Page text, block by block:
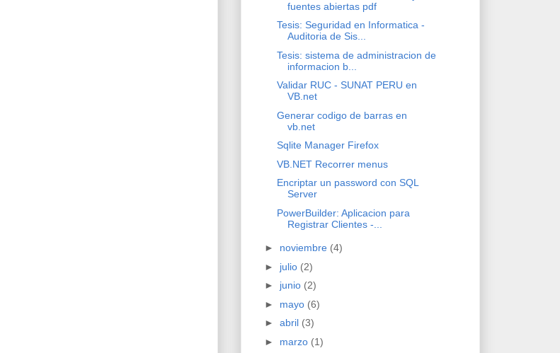
fuentes abiertas pdf
Tesis: Seguridad en Informatica -
Auditoria de Sis...
Tesis: sistema de administracion de
informacion b...
Validar RUC - SUNAT PERU en
VB.net
Generar codigo de barras en
vb.net
Sqlite Manager Firefox
VB.NET Recorrer menus
Encriptar un password con SQL
Server
PowerBuilder: Aplicacion para
Registrar Clientes -...
► noviembre (4)
► julio (2)
► junio (2)
► mayo (6)
► abril (3)
► marzo (1)